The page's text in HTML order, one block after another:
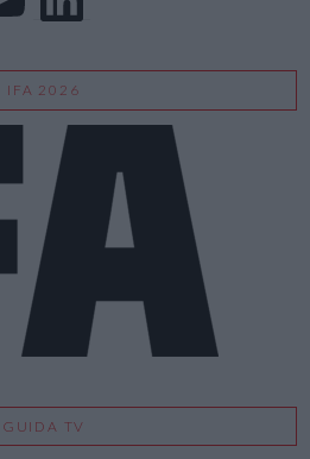
IFA 2026
GUIDA TV